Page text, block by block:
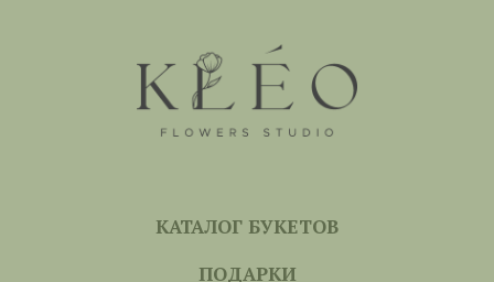
КАТАЛОГ БУКЕТОВ
ПОДАРКИ